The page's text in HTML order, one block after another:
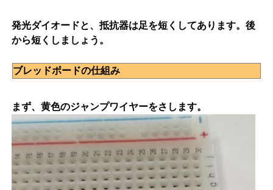
発光ダイオードと、抵抗器は足を短くしてあります。後
から短くしましょう。
ブレッドボードの仕組み
まず、黄色のジャンプワイヤーをさします。